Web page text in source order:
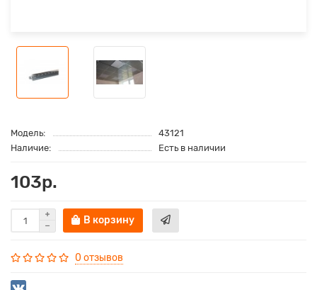
Модель:
43121
Наличие:
Есть в наличии
103р.
В корзину
0 отзывов